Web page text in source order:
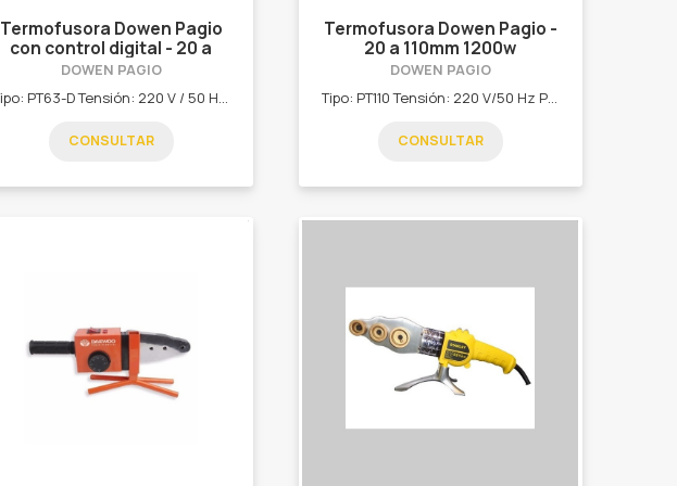
Termofusora Dowen Pagio
con control digital - 20 a
63mm 800w
DOWEN PAGIO
Tipo: PT63-D Tensión: 220 V / 50 Hz Potencia: 800 W Rango temperatura: 200 ~279ºC Para boquillas Ø: 20 a 63 mm *Control digital de temperatura con visor luminoso.| *Pie de apoyo desmontable.| *Caja metalica con accesorios (no incluye boquillas).|
CONSULTAR
Termofusora Dowen Pagio -
20 a 110mm 1200w
DOWEN PAGIO
Tipo: PT110 Tensión: 220 V/50 Hz Potencia: 1200 W Rango temperatura: 260ºC Para boquillas Ø: 20 a 110 mm *Pie de apoyo desmontable y manopla lateral.| *Caja metalica con accesorios (no incluye boquillas).|
CONSULTAR